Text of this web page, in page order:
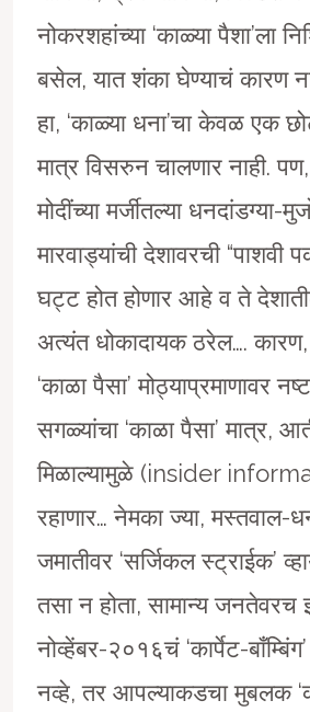
नोकरशहांच्या ‘काळ्या पैशा’ला
बसेल, यात शंका घेण्याचं कारण
हा, ‘काळ्या धना’चा केवळ एक
मात्र विसरुन चालणार नाही.
मोदींच्या मर्जीतल्या
मारवाड्यांची देशावरची
घट्ट होत होणार आहे व ते
अत्यंत धोकादायक ठरेल…. कारण,
‘काळा पैसा’ मोठ्याप्रमाणावर
सगळ्यांचा ‘काळा पैसा’ मात्र,
मिळाल्यामुळे (insider
रहाणार… नेमका ज्या, मस्तवाल-
जमातीवर ‘सर्जिकल स्ट्राईक’
तसा न होता, सामान्य जनतेवरच
नोव्हेंबर-२०१६चं ‘कार्पेट-
नव्हे, तर आपल्याकडचा मुबलक